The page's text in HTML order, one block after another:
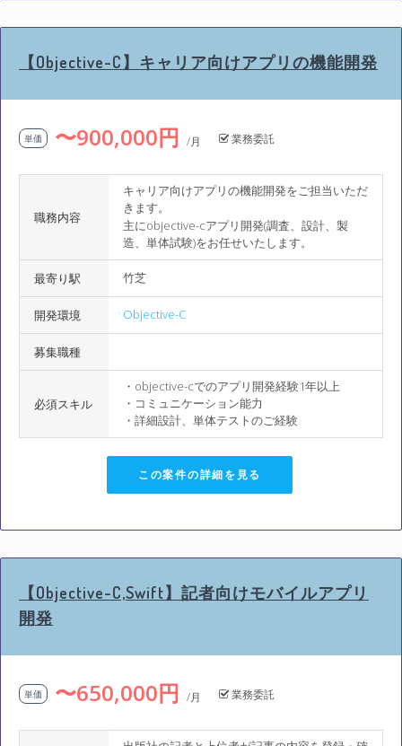
【Objective-C】キャリア向けアプリの機能開発
単価 〜900,000円 /月 業務委託
職務内容
キャリア向けアプリの機能開発をご担当いただ
きます。
主にobjective-cアプリ開発(調査、設計、製
造、単体試験)をお任せいたします。
最寄り駅 竹芝
開発環境 Objective-C
募集職種
必須スキル
・objective-cでのアプリ開発経験1年以上
・コミュニケーション能力
・詳細設計、単体テストのご経験
この案件の詳細を見る
【Objective-C,Swift】記者向けモバイルアプリ
開発
単価 〜650,000円 /月 業務委託